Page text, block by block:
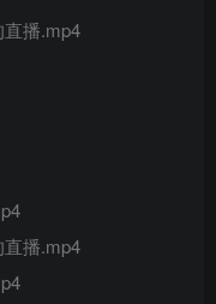
直播.mp4
直播.mp4